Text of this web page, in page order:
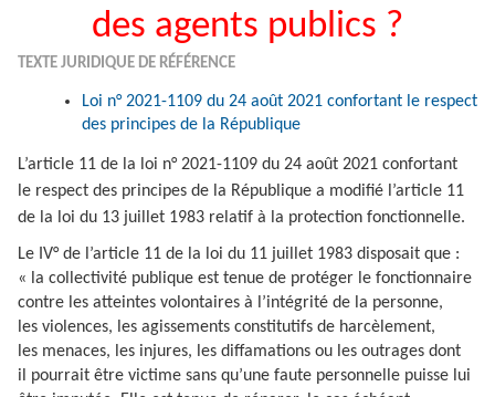
des agents publics ?
TEXTE JURIDIQUE DE RÉFÉRENCE
Loi n° 2021-1109 du 24 août 2021 confortant le respect
des principes de la République
L’article 11 de la loi n° 2021-1109 du 24 août 2021 confortant
le respect des principes de la République a modifié l’article 11
de la loi du 13 juillet 1983 relatif à la protection fonctionnelle.
Le IV° de l’article 11 de la loi du 11 juillet 1983 disposait que :
« la collectivité publique est tenue de protéger le fonctionnaire
contre les atteintes volontaires à l’intégrité de la personne,
les violences, les agissements constitutifs de harcèlement,
les menaces, les injures, les diffamations ou les outrages dont
il pourrait être victime sans qu’une faute personnelle puisse lui